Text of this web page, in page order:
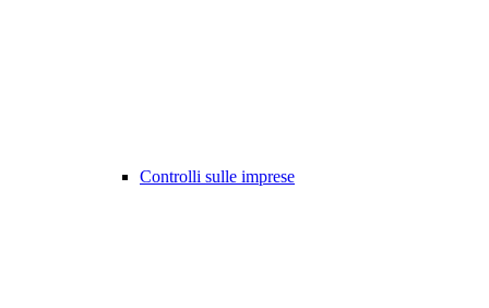
Controlli sulle imprese